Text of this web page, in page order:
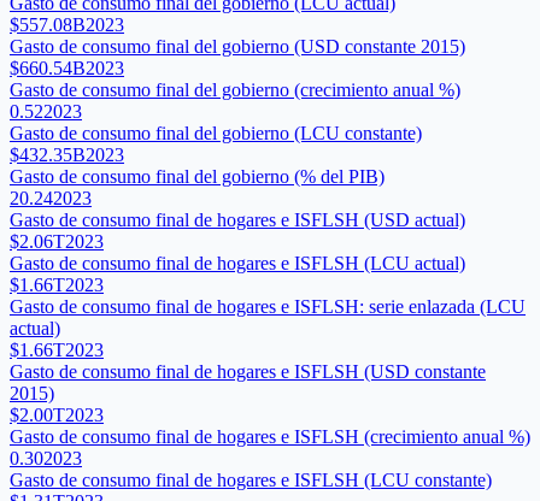
$557.08B2023
Gasto de consumo final del gobierno (USD constante 2015)
$660.54B2023
Gasto de consumo final del gobierno (crecimiento anual %)
0.522023
Gasto de consumo final del gobierno (LCU constante)
$432.35B2023
Gasto de consumo final del gobierno (% del PIB)
20.242023
Gasto de consumo final de hogares e ISFLSH (USD actual)
$2.06T2023
Gasto de consumo final de hogares e ISFLSH (LCU actual)
$1.66T2023
Gasto de consumo final de hogares e ISFLSH: serie enlazada (LCU
actual)
$1.66T2023
Gasto de consumo final de hogares e ISFLSH (USD constante
2015)
$2.00T2023
Gasto de consumo final de hogares e ISFLSH (crecimiento anual %)
0.302023
Gasto de consumo final de hogares e ISFLSH (LCU constante)